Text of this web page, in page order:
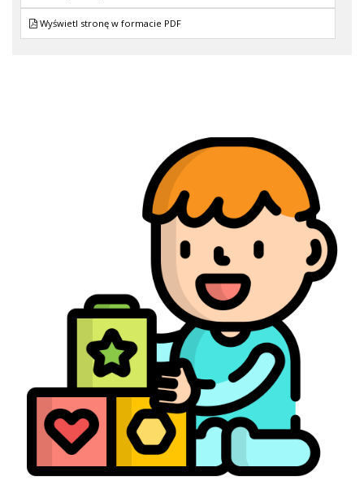
Wyświetl stronę w formacie PDF